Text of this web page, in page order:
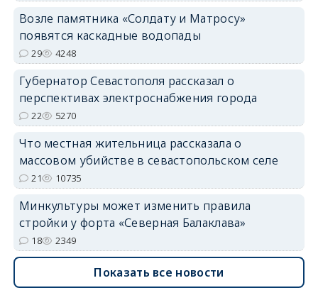
Возле памятника «Солдату и Матросу»
появятся каскадные водопады
29 4248
Губернатор Севастополя рассказал о
перспективах электроснабжения города
22 5270
Что местная жительница рассказала о
массовом убийстве в севастопольском селе
21 10735
Минкультуры может изменить правила
стройки у форта «Северная Балаклава»
18 2349
Показать все новости